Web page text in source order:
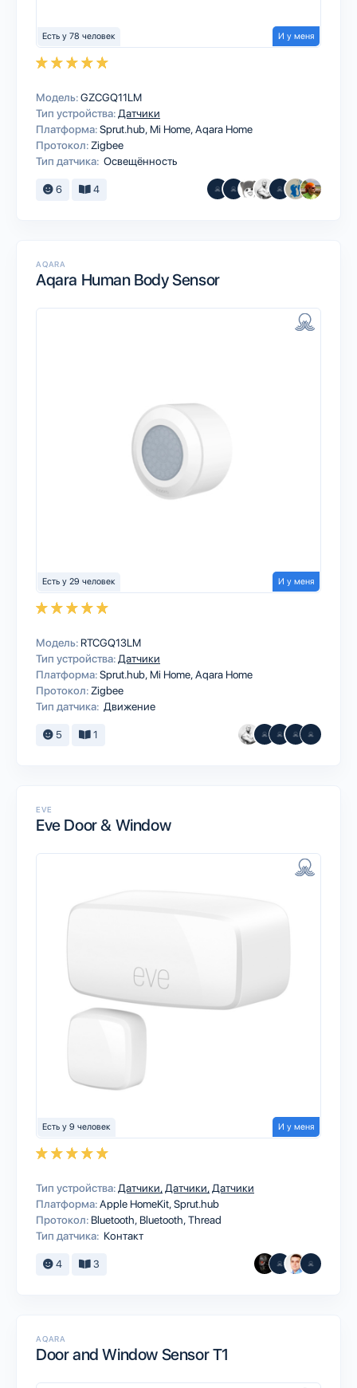
Есть у 78 человек И у меня
Модель:GZCGQ11LM
Тип устройства: Датчики
Платформа:Sprut.hub Mi HomeAqara Home
Протокол: Zigbee
Тип датчика: Освещённость
6 4
AQARA
Aqara Human Body Sensor
Есть у 29 человек И у меня
Модель: RTCGQ13LM
Тип устройства: Датчики
Платформа:Sprut.hub Mi HomeAqara Home
Протокол: Zigbee
Тип датчика: Движение
5 1
EVE
Eve Door & Window
Есть у 9 человек И у меня
Тип устройства: Датчики Датчики Датчики
Платформа:Apple HomeKitSprut.hub
Протокол: Bluetooth BluetoothThread
Тип датчика: Контакт
4 3
AQARA
Door and Window Sensor T1